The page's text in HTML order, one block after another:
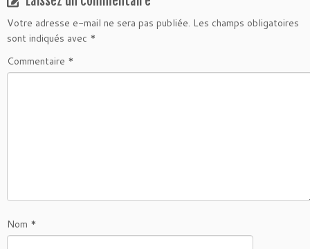
Votre adresse e-mail ne sera pas publiée. Les champs obligatoires
sont indiqués avec *
Commentaire *
Nom *